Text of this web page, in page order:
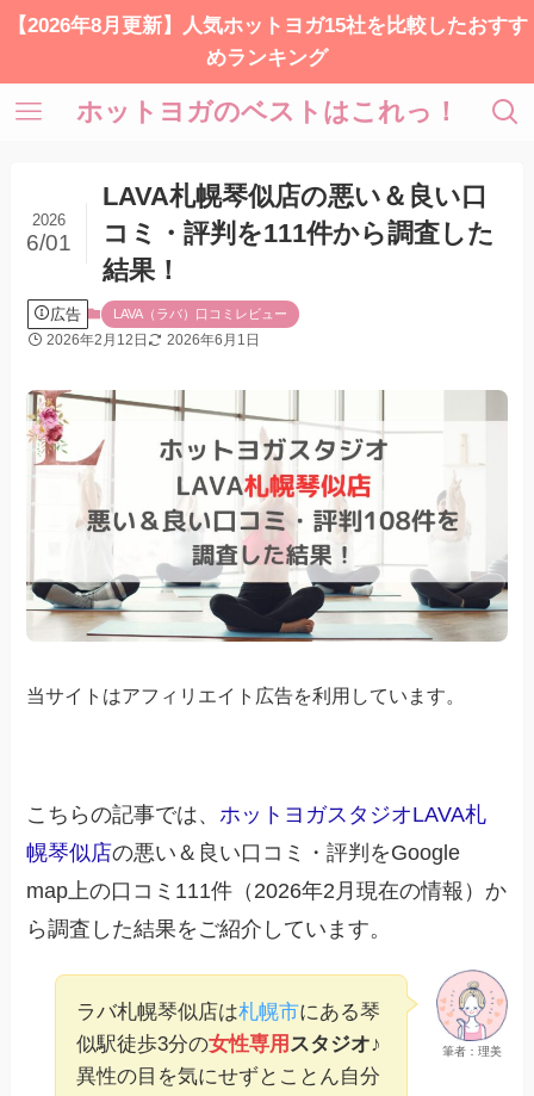
【2026年8月更新】人気ホットヨガ15社を比較したおすす
めランキング
ホットヨガのベストはこれっ！
LAVA札幌琴似店の悪い＆良い口
コミ・評判を111件から調査した
結果！
2026
6/01
広告 LAVA（ラバ）口コミレビュー
2026年2月12日 2026年6月1日
当サイトはアフィリエイト広告を利用しています。
こちらの記事では、ホットヨガスタジオLAVA札
幌琴似店の悪い＆良い口コミ・評判をGoogle
map上の口コミ111件（2026年2月現在の情報）か
ら調査した結果をご紹介しています。
筆者：理美
ラバ札幌琴似店は札幌市にある琴
似駅徒歩3分の女性専用 スタジオ♪
異性の目を気にせずとことん自分